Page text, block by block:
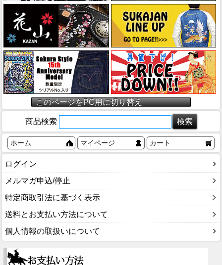
このページをPC用に切り替え
商品検索
ホーム マイページ カート
ログイン
メルマガ申込/停止
特定商取引法に基づく表示
送料とお支払い方法について
個人情報の取扱いについて